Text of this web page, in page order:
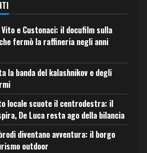
e Custonaci: il docufilm sulla
fermò la raffineria negli anni
la banda del kalashnikov e degli
locale scuote il centrodestra: il
De Luca resta ago della bilancia
diventano avventura: il borgo
outdoor